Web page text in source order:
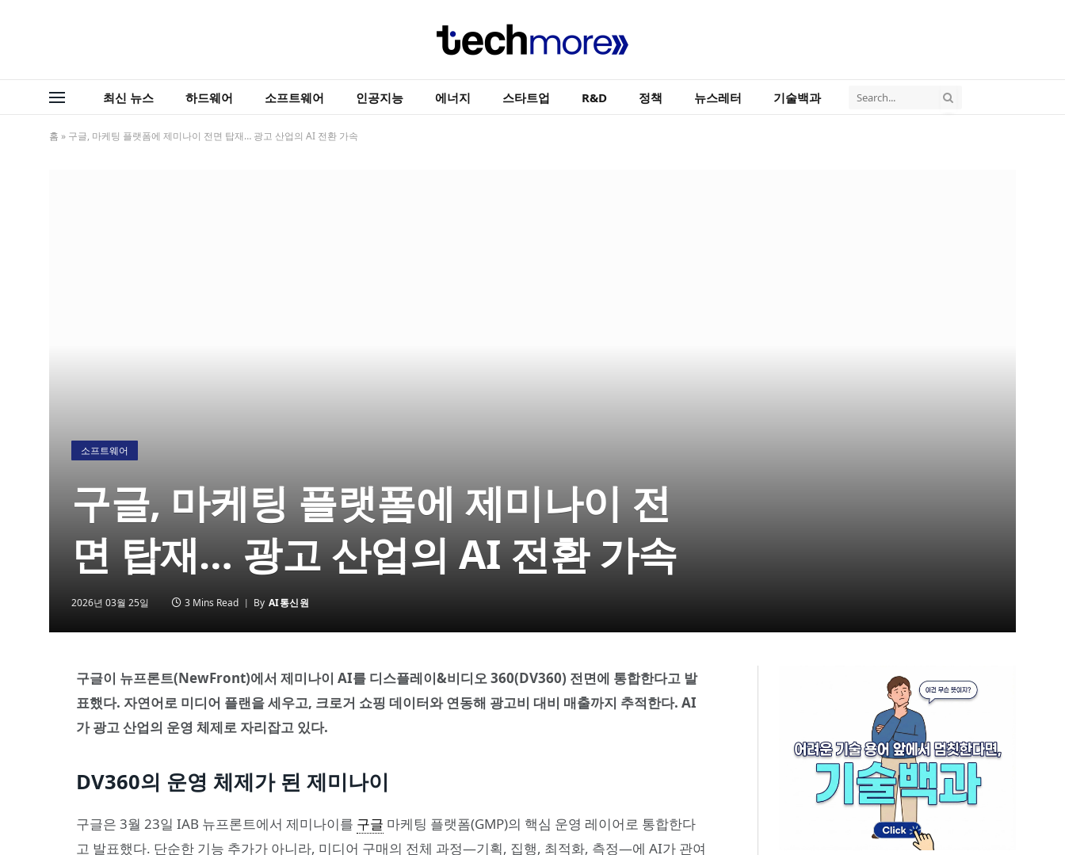
최신 뉴스 하드웨어 소프트웨어 인공지능 에너지 스타트업 R&D 정책 뉴스레터 기술백과
홈 » 구글, 마케팅 플랫폼에 제미나이 전면 탑재… 광고 산업의 AI 전환 가속
소프트웨어
구글, 마케팅 플랫폼에 제미나이 전
면 탑재… 광고 산업의 AI 전환 가속
2026년 03월 25일 3 Mins Read By AI통신원
구글이 뉴프론트(NewFront)에서 제미나이 AI를 디스플레이&비디오 360(DV360) 전면에 통합한다고 발
표했다. 자연어로 미디어 플랜을 세우고, 크로거 쇼핑 데이터와 연동해 광고비 대비 매출까지 추적한다. AI
가 광고 산업의 운영 체제로 자리잡고 있다.
DV360의 운영 체제가 된 제미나이
구글은 3월 23일 IAB 뉴프론트에서 제미나이를 구글 마케팅 플랫폼(GMP)의 핵심 운영 레이어로 통합한다
고 발표했다. 단순한 기능 추가가 아니라, 미디어 구매의 전체 과정—기획, 집행, 최적화, 측정—에 AI가 관여